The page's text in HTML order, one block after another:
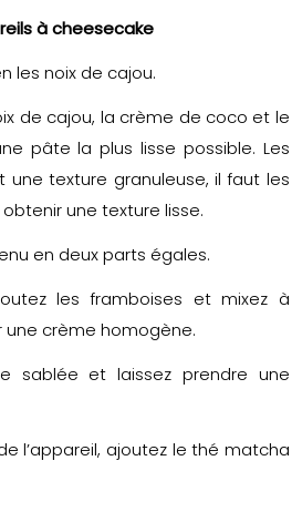
à cheesecake
les noix de cajou.
de cajou, la crème de coco et le
pâte la plus lisse possible. Les
une texture granuleuse, il faut les
une texture lisse.
en deux parts égales.
les framboises et mixez à
une crème homogène.
sablée et laissez prendre une
l’appareil, ajoutez le thé matcha